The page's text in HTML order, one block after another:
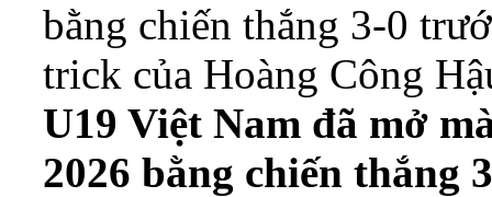
bằng chiến thắng 3-0
trick của Hoàng Công
U19 Việt Nam đã mở
2026 bằng chiến thắng